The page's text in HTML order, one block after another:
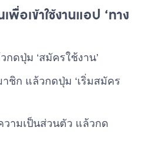
อเข้าใช้งานแอป ‘ทาง
ดปุ่ม ‘สมัครใช้งาน’
ชิก แล้วกดปุ่ม ‘เริ่มสมัคร
ามเป็นส่วนตัว แล้วกด